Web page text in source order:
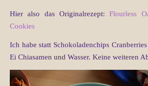
Hier also das Originalrezept:Flourless
Cookies
Ich habe statt Schokoladenchips
Ei Chiasamen und Wasser. Keine weiteren